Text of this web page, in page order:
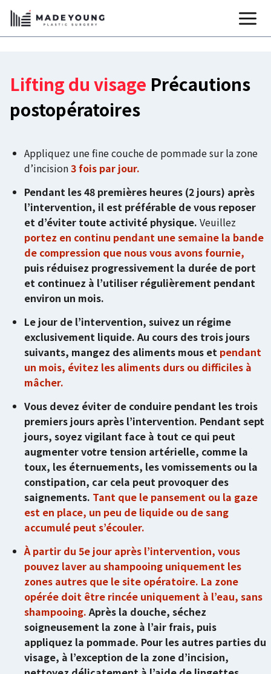
Aller
au
contenu
Lifting du visage Précautions
postopératoires
Appliquez une fine couche de pommade sur la zone
d’incision3 fois par jour.
Pendant les 48 premières heures (2 jours) après
l’intervention, il est préférable de vous reposer
et d’éviter toute activité physique. Veuillez
portez en continu pendant une semaine la bande
de compression que nous vous avons fournie,
puis réduisez progressivement la durée de port
et continuez à l’utiliser régulièrement pendant
environ un mois.
Le jour de l’intervention, suivez un régime
exclusivement liquide. Au cours des trois jours
suivants, mangez des aliments mous et pendant
un mois, évitez les aliments durs ou difficiles à
mâcher.
Vous devez éviter de conduire pendant les trois
premiers jours après l’intervention. Pendant sept
jours, soyez vigilant face à tout ce qui peut
augmenter votre tension artérielle, comme la
toux, les éternuements, les vomissements ou la
constipation, car cela peut provoquer des
saignements. Tant que le pansement ou la gaze
est en place, un peu de liquide ou de sang
accumulé peut s’écouler.
À partir du 5e jour après l’intervention, vous
pouvez laver au shampooing uniquement les
zones autres que le site opératoire. La zone
opérée doit être rincée uniquement à l’eau, sans
shampooing.Après la douche, séchez
soigneusement la zone à l’air frais, puis
appliquez la pommade. Pour les autres parties du
visage, à l’exception de la zone d’incision,